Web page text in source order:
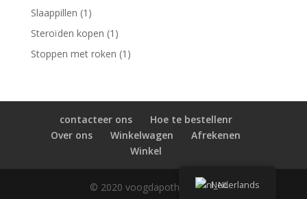
Slaappillen 1 1
product
Steroïden kopen 1 1
product
Stoppen met roken 1 1
contacteer ons
Hoe te bestellenr
Over ons
Winkelwagen
Afrekenen
Winkel
© 2020 voogdapotheek.comNederlands